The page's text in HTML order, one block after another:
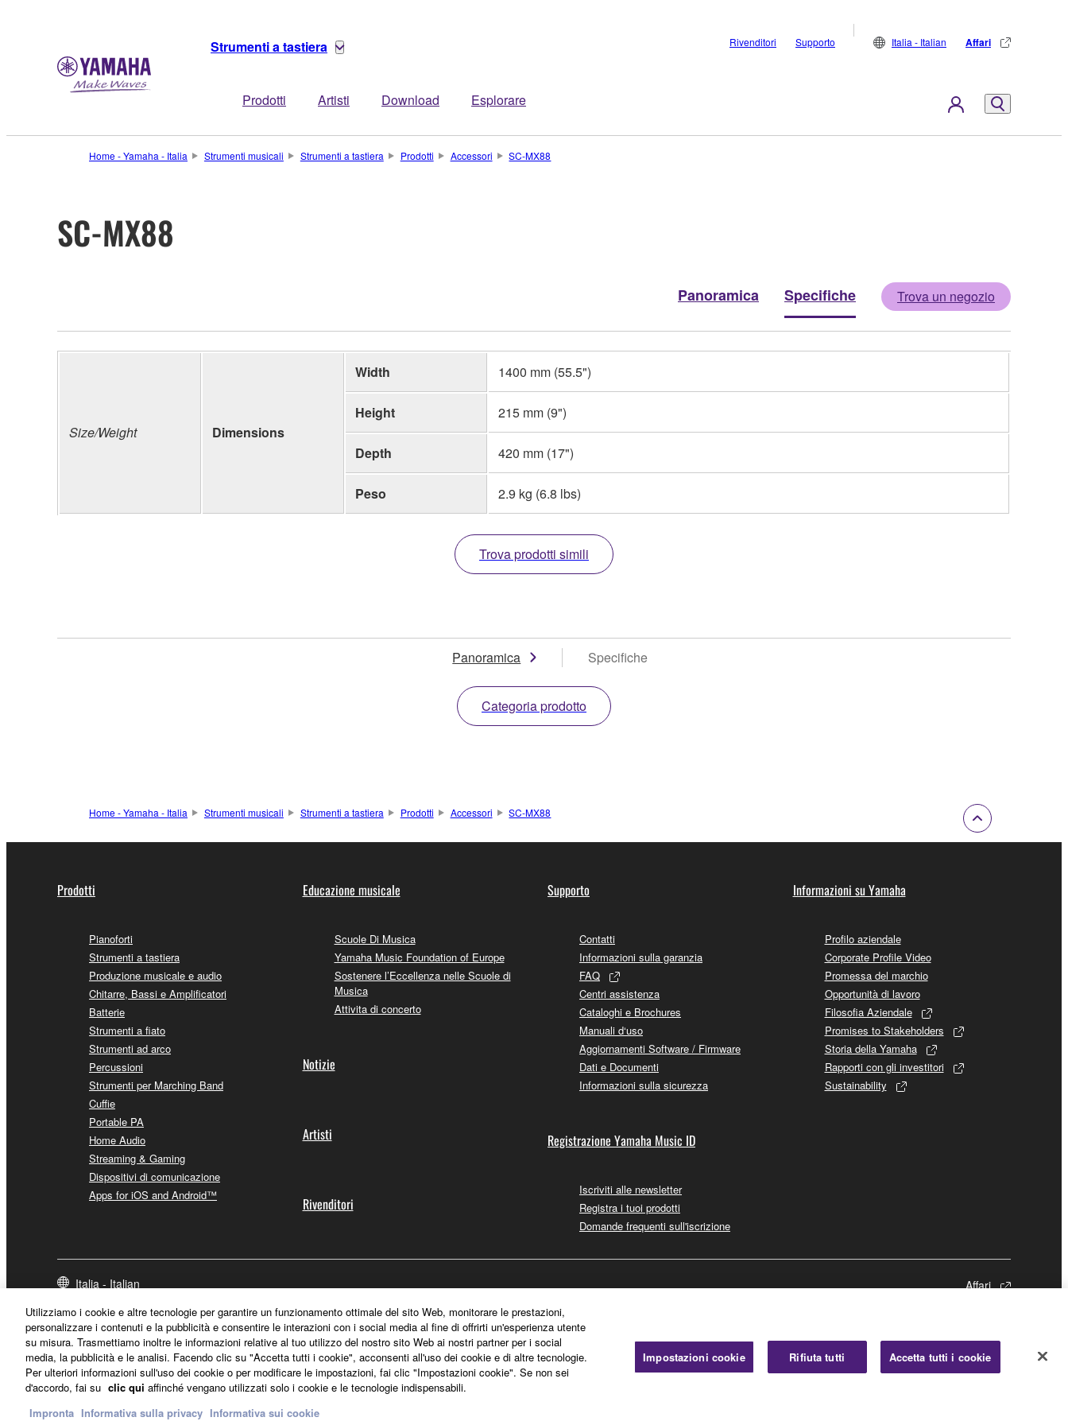
Strumenti a tastiera
Prodotti Artisti Download Esplorare
Rivenditori Supporto Italia - Italian Affari
Home - Yamaha - Italia Strumenti musicali Strumenti a tastiera Prodotti Accessori SC-MX88
SC-MX88
Panoramica Specifiche Trova un negozio
Size/Weight Dimensions
Width 1400 mm (55.5")
Height 215 mm (9")
Depth 420 mm (17")
Peso 2.9 kg (6.8 lbs)
Trova prodotti simili
Panoramica Specifiche
Categoria prodotto
Home - Yamaha - Italia Strumenti musicali Strumenti a tastiera Prodotti Accessori SC-MX88
Prodotti
Pianoforti
Strumenti a tastiera
Produzione musicale e audio
Chitarre, Bassi e Amplificatori
Batterie
Strumenti a fiato
Strumenti ad arco
Percussioni
Strumenti per Marching Band
Cuffie
Portable PA
Home Audio
Streaming & Gaming
Dispositivi di comunicazione
Apps for iOS and Android™
Educazione musicale
Scuole Di Musica
Yamaha Music Foundation of Europe
Sostenere l’Eccellenza nelle Scuole di
Musica
Attivita di concerto
Notizie
Artisti
Rivenditori
Supporto
Contatti
Informazioni sulla garanzia
FAQ
Centri assistenza
Cataloghi e Brochures
Manuali d‘uso
Aggiornamenti Software / Firmware
Dati e Documenti
Informazioni sulla sicurezza
Registrazione Yamaha Music ID
Iscriviti alle newsletter
Registra i tuoi prodotti
Domande frequenti sull'iscrizione
Informazioni su Yamaha
Profilo aziendale
Corporate Profile Video
Promessa del marchio
Opportunità di lavoro
Filosofia Aziendale
Promises to Stakeholders
Storia della Yamaha
Rapporti con gli investitori
Sustainability
Italia - Italian Affari
Utilizziamo i cookie e altre tecnologie per garantire un funzionamento ottimale del sito Web, monitorare le prestazioni,
personalizzare i contenuti e la pubblicità e consentire le interazioni con i social media al fine di offrirti un'esperienza utente
su misura. Trasmettiamo inoltre le informazioni relative al tuo utilizzo del nostro sito Web ai nostri partner per i social
media, la pubblicità e le analisi. Facendo clic su "Accetta tutti i cookie", acconsenti all'uso dei cookie e di altre tecnologie.
Per ulteriori informazioni sull'uso dei cookie o per modificare le impostazioni, fai clic "Impostazioni cookie". Se non sei
d'accordo, fai su clic qui affinché vengano utilizzati solo i cookie e le tecnologie indispensabili.
Impronta Informativa sulla privacy Informativa sui cookie
Impostazioni cookie Rifiuta tutti Accetta tutti i cookie